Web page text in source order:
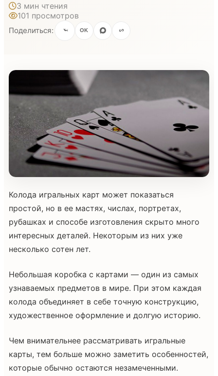
3 мин чтения
101 просмотров
Поделиться: OK
Колода игральных карт может показаться
простой, но в ее мастях, числах, портретах,
рубашках и способе изготовления скрыто много
интересных деталей. Некоторым из них уже
несколько сотен лет.
Небольшая коробка с картами — один из самых
узнаваемых предметов в мире. При этом каждая
колода объединяет в себе точную конструкцию,
художественное оформление и долгую историю.
Чем внимательнее рассматривать игральные
карты, тем больше можно заметить особенностей,
которые обычно остаются незамеченными.